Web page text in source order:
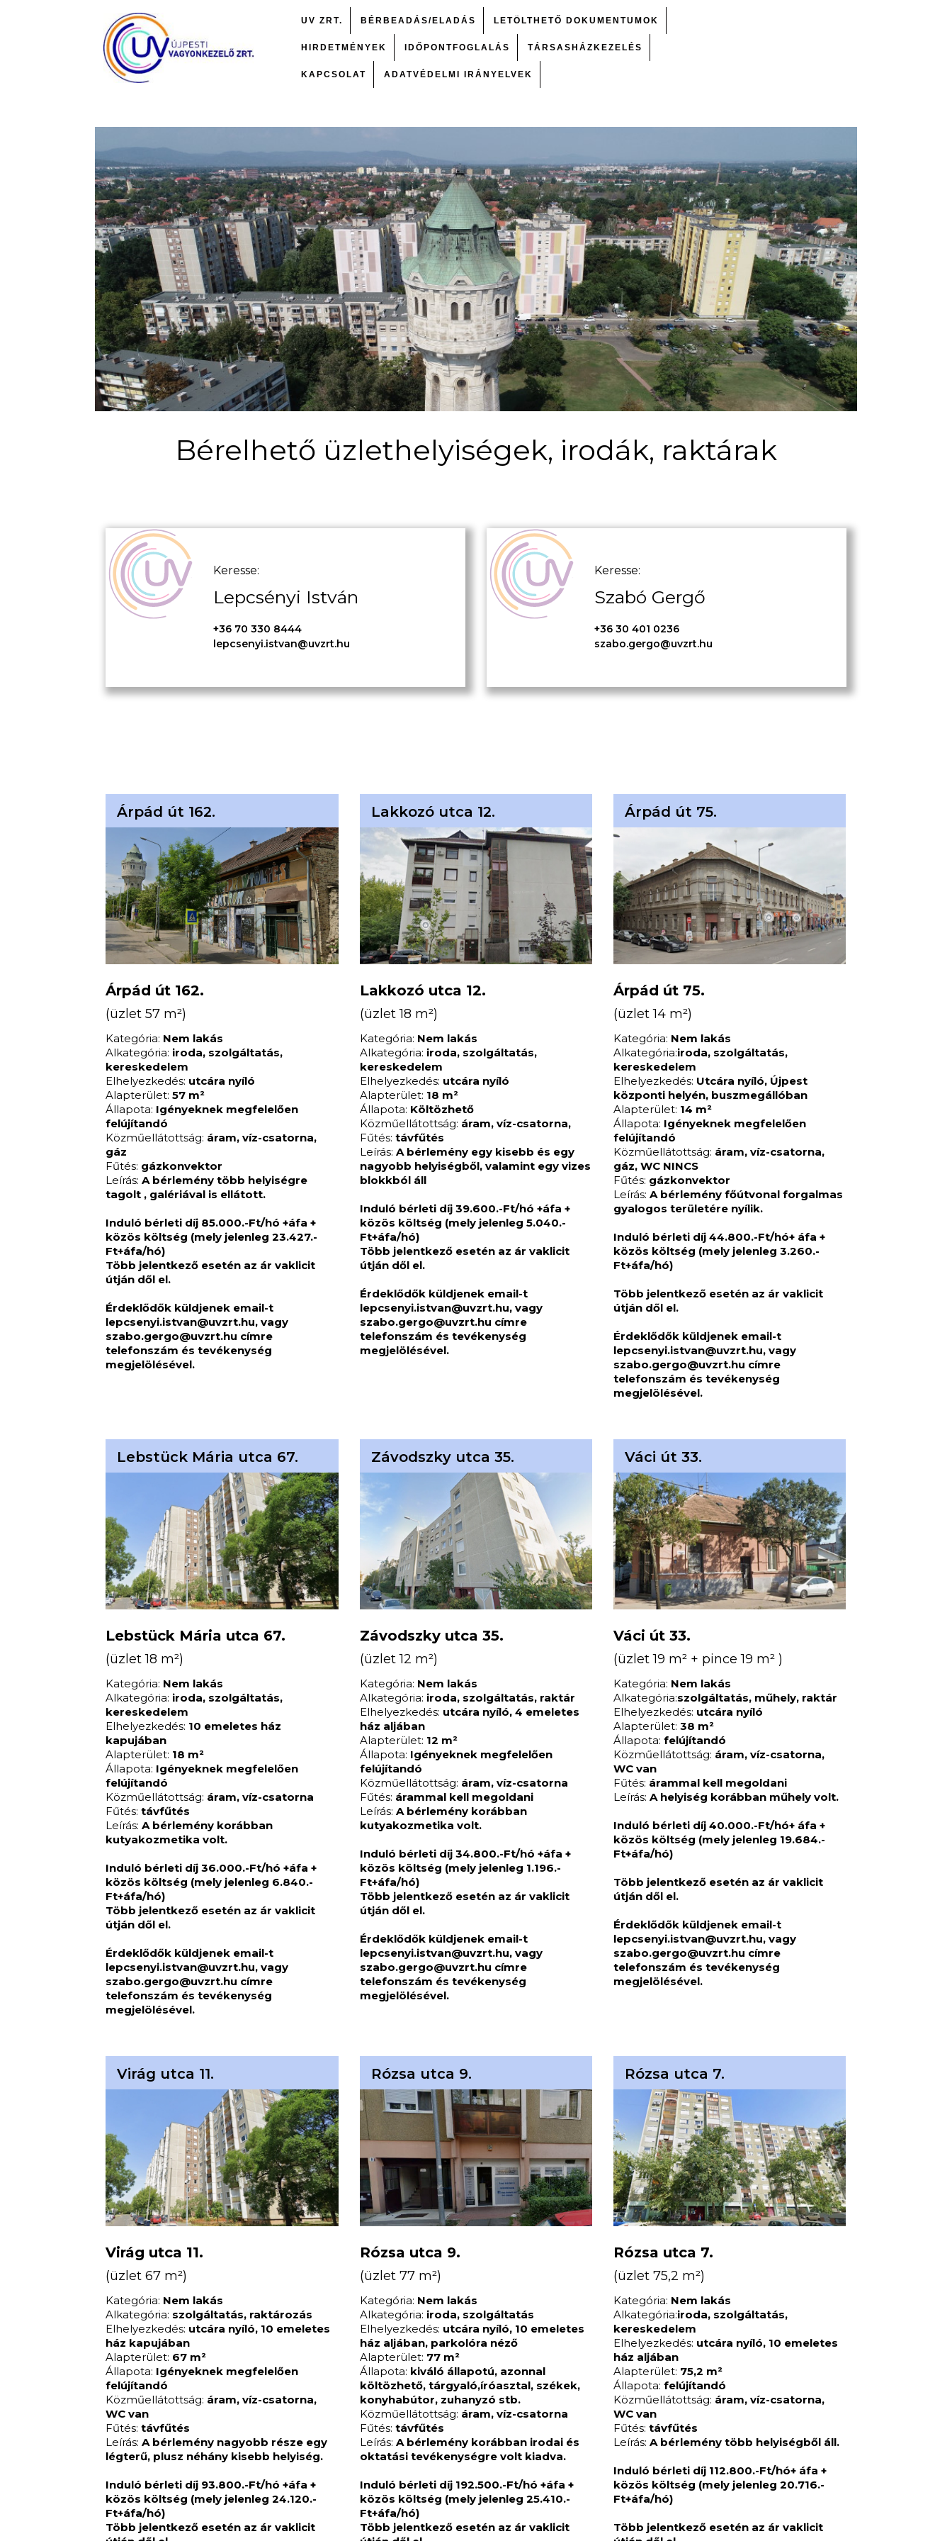
UV ZRT. BÉRBEADÁS/ELADÁS LETÖLTHETŐ DOKUMENTUMOK
HIRDETMÉNYEK IDŐPONTFOGLALÁS TÁRSASHÁZKEZELÉS
KAPCSOLAT ADATVÉDELMI IRÁNYELVEK
Bérelhető üzlethelyiségek, irodák, raktárak
Keresse:
Lepcsényi István
+36 70 330 8444
lepcsenyi.istvan@uvzrt.hu
Keresse:
Szabó Gergő
+36 30 401 0236
szabo.gergo@uvzrt.hu
Árpád út 162.
Árpád út 162.
(üzlet 57 m²)
Kategória: Nem lakás
Alkategória: iroda, szolgáltatás,
kereskedelem
Elhelyezkedés: utcára nyíló
Alapterület:57 m²
Állapota: Igényeknek megfelelően
felújítandó
Közműellátottság: áram, víz-csatorna,
gáz
Fűtés: gázkonvektor
Leírás:A bérlemény több helyiségre
tagolt , galériával is ellátott.
Induló bérleti díj 85.000.-Ft/hó +áfa +
közös költség (mely jelenleg 23.427.-
Ft+áfa/hó)
Több jelentkező esetén az ár vaklicit
útján dől el.
Érdeklődők küldjenek email-t
lepcsenyi.istvan@uvzrt.hu, vagy
szabo.gergo@uvzrt.hu címre
telefonszám és tevékenység
megjelölésével.
Lakkozó utca 12.
Lakkozó utca 12.
(üzlet 18 m²)
Kategória: Nem lakás
Alkategória: iroda, szolgáltatás,
kereskedelem
Elhelyezkedés: utcára nyíló
Alapterület: 18 m²
Állapota: Költözhető
Közműellátottság: áram, víz-csatorna,
Fűtés: távfűtés
Leírás: A bérlemény egy kisebb és egy
nagyobb helyiségből, valamint egy vizes
blokkból áll
Induló bérleti díj 39.600.-Ft/hó +áfa +
közös költség (mely jelenleg 5.040.-
Ft+áfa/hó)
Több jelentkező esetén az ár vaklicit
útján dől el.
Érdeklődők küldjenek email-t
lepcsenyi.istvan@uvzrt.hu, vagy
szabo.gergo@uvzrt.hu címre
telefonszám és tevékenység
megjelölésével.
Árpád út 75.
Árpád út 75.
(üzlet 14 m²)
Kategória: Nem lakás
Alkategória:iroda, szolgáltatás,
kereskedelem
Elhelyezkedés: Utcára nyíló, Újpest
központi helyén, buszmegállóban
Alapterület: 14 m²
Állapota: Igényeknek megfelelően
felújítandó
Közműellátottság: áram, víz-csatorna,
gáz, WC NINCS
Fűtés: gázkonvektor
Leírás:A bérlemény főútvonal forgalmas
gyalogos területére nyílik.
Induló bérleti díj 44.800.-Ft/hó+ áfa +
közös költség (mely jelenleg 3.260.-
Ft+áfa/hó)
Több jelentkező esetén az ár vaklicit
útján dől el.
Érdeklődők küldjenek email-t
lepcsenyi.istvan@uvzrt.hu, vagy
szabo.gergo@uvzrt.hu címre
telefonszám és tevékenység
megjelölésével.
Lebstück Mária utca 67.
Lebstück Mária utca 67.
(üzlet 18 m²)
Kategória: Nem lakás
Alkategória: iroda, szolgáltatás,
kereskedelem
Elhelyezkedés: 10 emeletes ház
kapujában
Alapterület: 18 m²
Állapota: Igényeknek megfelelően
felújítandó
Közműellátottság: áram, víz-csatorna
Fűtés:távfűtés
Leírás:A bérlemény korábban
kutyakozmetika volt.
Induló bérleti díj 36.000.-Ft/hó +áfa +
közös költség (mely jelenleg 6.840.-
Ft+áfa/hó)
Több jelentkező esetén az ár vaklicit
útján dől el.
Érdeklődők küldjenek email-t
lepcsenyi.istvan@uvzrt.hu, vagy
szabo.gergo@uvzrt.hu címre
telefonszám és tevékenység
megjelölésével.
Závodszky utca 35.
Závodszky utca 35.
(üzlet 12 m²)
Kategória: Nem lakás
Alkategória: iroda, szolgáltatás, raktár
Elhelyezkedés: utcára nyíló, 4 emeletes
ház aljában
Alapterület: 12 m²
Állapota: Igényeknek megfelelően
felújítandó
Közműellátottság: áram, víz-csatorna
Fűtés: árammal kell megoldani
Leírás: A bérlemény korábban
kutyakozmetika volt.
Induló bérleti díj 34.800.-Ft/hó +áfa +
közös költség (mely jelenleg 1.196.-
Ft+áfa/hó)
Több jelentkező esetén az ár vaklicit
útján dől el.
Érdeklődők küldjenek email-t
lepcsenyi.istvan@uvzrt.hu, vagy
szabo.gergo@uvzrt.hu címre
telefonszám és tevékenység
megjelölésével.
Váci út 33.
Váci út 33.
(üzlet 19 m² + pince 19 m² )
Kategória: Nem lakás
Alkategória:szolgáltatás, műhely, raktár
Elhelyezkedés: utcára nyíló
Alapterület:38 m²
Állapota:felújítandó
Közműellátottság: áram, víz-csatorna,
WC van
Fűtés: árammal kell megoldani
Leírás:A helyiség korábban műhely volt.
Induló bérleti díj 40.000.-Ft/hó+ áfa +
közös költség (mely jelenleg 19.684.-
Ft+áfa/hó)
Több jelentkező esetén az ár vaklicit
útján dől el.
Érdeklődők küldjenek email-t
lepcsenyi.istvan@uvzrt.hu, vagy
szabo.gergo@uvzrt.hu címre
telefonszám és tevékenység
megjelölésével.
Virág utca 11.
Virág utca 11.
(üzlet 67 m²)
Kategória: Nem lakás
Alkategória: szolgáltatás, raktározás
Elhelyezkedés: utcára nyíló, 10 emeletes
ház kapujában
Alapterület: 67 m²
Állapota: Igényeknek megfelelően
felújítandó
Közműellátottság: áram, víz-csatorna,
WC van
Fűtés:távfűtés
Leírás:A bérlemény nagyobb része egy
légterű, plusz néhány kisebb helyiség.
Induló bérleti díj 93.800.-Ft/hó +áfa +
közös költség (mely jelenleg 24.120.-
Ft+áfa/hó)
Több jelentkező esetén az ár vaklicit
Rózsa utca 9.
Rózsa utca 9.
(üzlet 77 m²)
Kategória: Nem lakás
Alkategória: iroda, szolgáltatás
Elhelyezkedés: utcára nyíló, 10 emeletes
ház aljában, parkolóra néző
Alapterület: 77 m²
Állapota: kiváló állapotú, azonnal
költözhető, tárgyaló,íróasztal, székek,
konyhabútor, zuhanyzó stb.
Közműellátottság: áram, víz-csatorna
Fűtés: távfűtés
Leírás: A bérlemény korábban irodai és
oktatási tevékenységre volt kiadva.
Induló bérleti díj 192.500.-Ft/hó +áfa +
közös költség (mely jelenleg 25.410.-
Ft+áfa/hó)
Több jelentkező esetén az ár vaklicit
Rózsa utca 7.
Rózsa utca 7.
(üzlet 75,2 m²)
Kategória: Nem lakás
Alkategória:iroda, szolgáltatás,
kereskedelem
Elhelyezkedés: utcára nyíló, 10 emeletes
ház aljában
Alapterület: 75,2 m²
Állapota:felújítandó
Közműellátottság: áram, víz-csatorna,
WC van
Fűtés:távfűtés
Leírás:A bérlemény több helyiségből áll.
Induló bérleti díj 112.800.-Ft/hó+ áfa +
közös költség (mely jelenleg 20.716.-
Ft+áfa/hó)
Több jelentkező esetén az ár vaklicit